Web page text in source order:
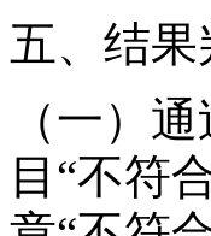
五、结果
（一）
目“不符